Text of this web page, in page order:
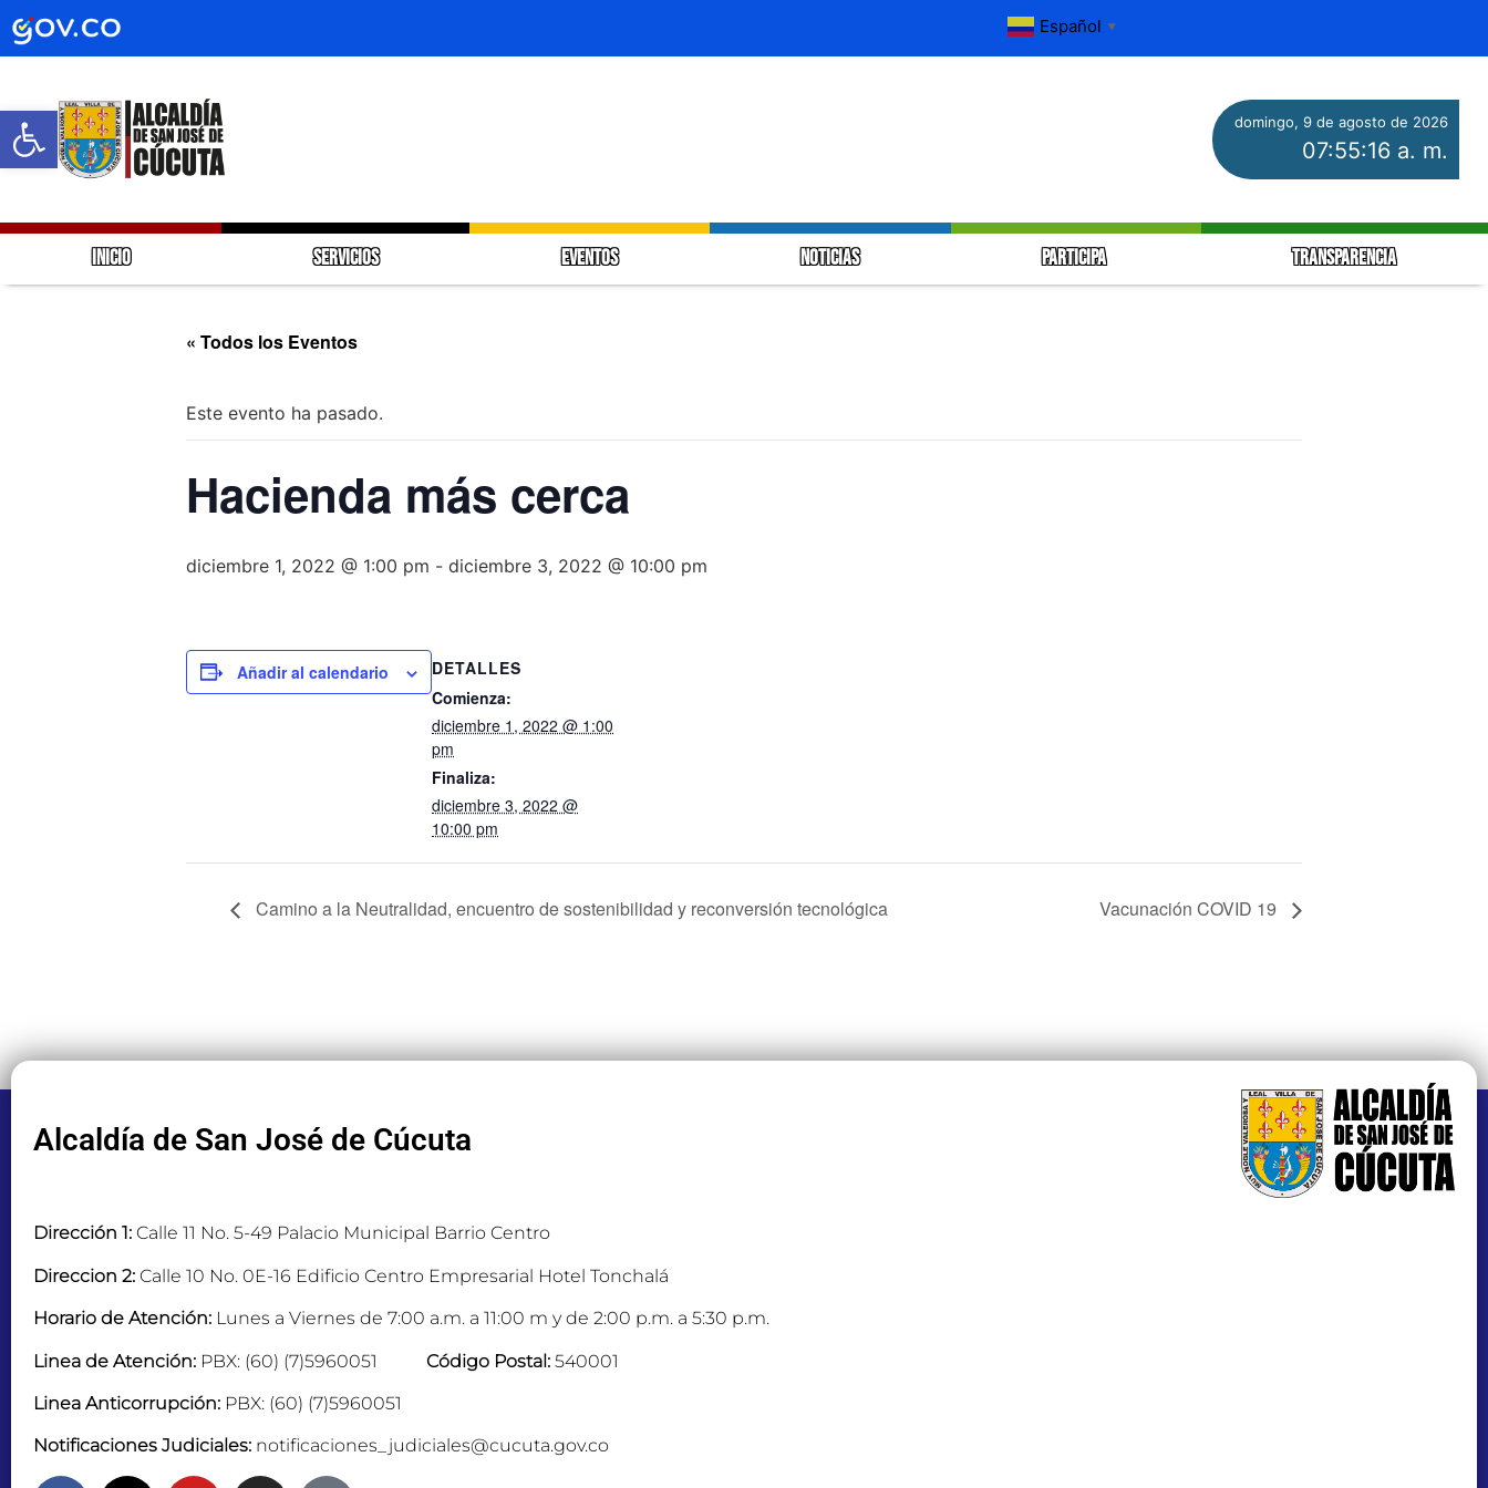
Abrir barra de herramientas
Español ▼
domingo, 9 de agosto de 2026
07:55:17 a. m.
INICIO SERVICIOS EVENTOS NOTICIAS PARTICIPA TRANSPARENCIA
« Todos los Eventos
Este evento ha pasado.
Hacienda más cerca
diciembre 1, 2022 @ 1:00 pm - diciembre 3, 2022 @ 10:00 pm
Añadir al calendario
DETALLES
Comienza:
diciembre 1, 2022 @ 1:00
pm
Finaliza:
diciembre 3, 2022 @
10:00 pm
Camino a la Neutralidad, encuentro de sostenibilidad y reconversión tecnológica Vacunación COVID 19
Alcaldía de San José de Cúcuta
Dirección 1: Calle 11 No. 5-49 Palacio Municipal Barrio Centro
Direccion 2: Calle 10 No. 0E-16 Edificio Centro Empresarial Hotel Tonchalá
Horario de Atención: Lunes a Viernes de 7:00 a.m. a 11:00 m y de 2:00 p.m. a 5:30 p.m.
Linea de Atención: PBX: (60) (7)5960051 Código Postal: 540001
Linea Anticorrupción: PBX: (60) (7)5960051
Notificaciones Judiciales: notificaciones_judiciales@cucuta.gov.co